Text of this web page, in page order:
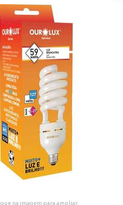
na imagem para ampliar.